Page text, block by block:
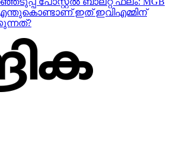
എന്തുകൊണ്ടാണ് ഇത് ഇവിഎമ്മിന്